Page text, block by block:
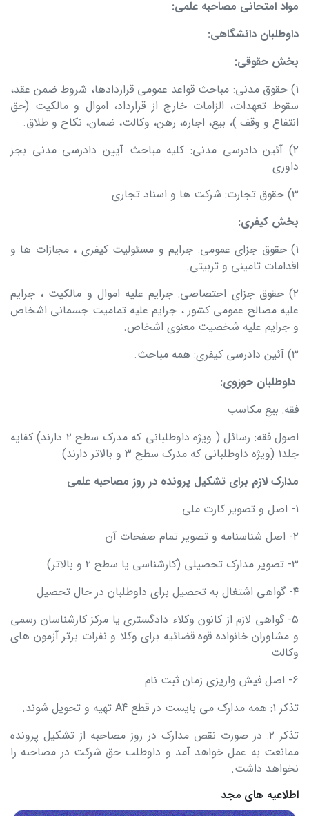
مواد امتحانی مصاحبه علمی:
داوطلبان دانشگاهی:
بخش حقوقی:
۱) حقوق مدنی: مباحث قواعد عمومی قراردادها، شروط ضمن عقد،
سقوط تعهدات، الزامات خارج از قرارداد، اموال و مالکیت (حق
انتفاع و وقف )، بیع، اجاره، رهن، وکالت، ضمان، نکاح و طلاق.
۲) آئین دادرسی مدنی: کلیه مباحث آیین دادرسی مدنی بجز
داوری
۳) حقوق تجارت: شرکت ها و اسناد تجاری
بخش کیفری:
۱) حقوق جزای عمومی: جرایم و مسئولیت کیفری ، مجازات ها و
اقدامات تامینی و تربیتی.
۲) حقوق جزای اختصاصی: جرایم علیه اموال و مالکیت ، جرایم
علیه مصالح عمومی کشور ، جرایم علیه تمامیت جسمانی اشخاص
و جرایم علیه شخصیت معنوی اشخاص.
۳) آئین دادرسی کیفری: همه مباحث.
داوطلبان حوزوی:
فقه: بیع مکاسب
اصول فقه: رسائل ( ویژه داوطلبانی که مدرک سطح ۲ دارند) کفایه
جلد۱ (ویژه داوطلبانی که مدرک سطح ۳ و بالاتر دارند)
مدارک لازم برای تشکیل پرونده در روز مصاحبه علمی
۱- اصل و تصویر کارت ملی
۲- اصل شناسنامه و تصویر تمام صفحات آن
۳- تصویر مدارک تحصیلی (کارشناسی یا سطح ۲ و بالاتر)
۴- گواهی اشتغال به تحصیل برای داوطلبان در حال تحصیل
۵- گواهی لازم از کانون وکلاء دادگستری یا مرکز کارشناسان رسمی
و مشاوران خانواده قوه قضائیه برای وکلا و نفرات برتر آزمون‌ های
وکالت
۶- اصل فیش واریزی زمان ثبت‌ نام
تذکر ۱: همه مدارک می‌ بایست در قطع A4 تهیه و تحویل شوند.
تذکر ۲: در صورت نقص مدارک در روز مصاحبه از تشکیل پرونده
ممانعت به عمل خواهد آمد و داوطلب حق شرکت در مصاحبه را
نخواهد داشت.
اطلاعیه های مجد